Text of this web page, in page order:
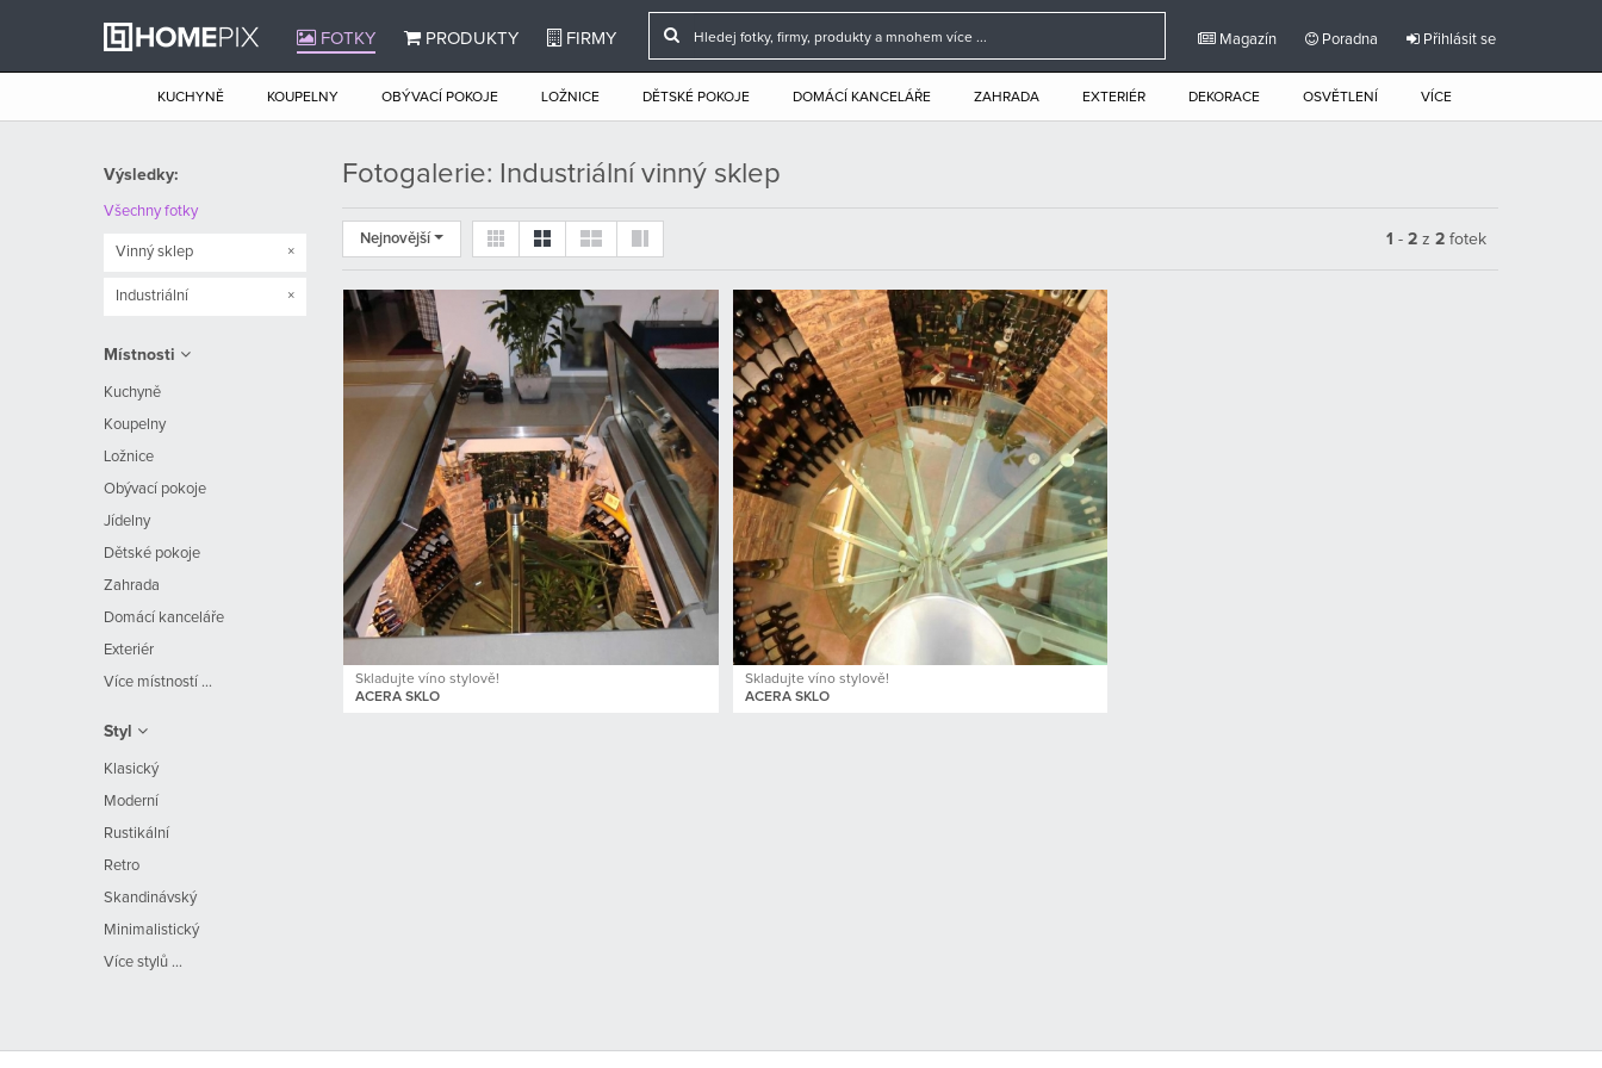
FOTKY PRODUKTY FIRMY Magazín Poradna Přihlásit se
KUCHYNĚ KOUPELNY OBÝVACÍ POKOJE LOŽNICE DĚTSKÉ POKOJE DOMÁCÍ KANCELÁŘE ZAHRADA EXTERIÉR DEKORACE OSVĚTLENÍ VÍCE
Výsledky:
Všechny fotky
Vinný sklep ×
Industriální ×
Místnosti
Kuchyně
Koupelny
Ložnice
Obývací pokoje
Jídelny
Dětské pokoje
Zahrada
Domácí kanceláře
Exteriér
Více místností ...
Styl
Klasický
Moderní
Rustikální
Retro
Skandinávský
Minimalistický
Více stylů ...
Fotogalerie: Industriální vinný sklep
Nejnovější 1 - 2 z 2 fotek
Skladujte víno stylově!
ACERA SKLO
Skladujte víno stylově!
ACERA SKLO